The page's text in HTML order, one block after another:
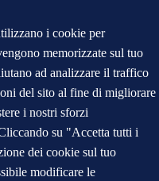
i cookie per
memorizzate sul tuo
ad analizzare il traffico
del sito al fine di migliorare
i nostri sforzi
su "Accetta tutti i
dei cookie sul tuo
modificare le